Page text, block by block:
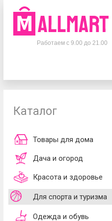
Телефоны
+375 33395-70-75
Работаем с 9.00 до 21.00
Каталог
Товары для дома
Дача и огород
Красота и здоровье
Для спорта и туризма
Одежда и обувь